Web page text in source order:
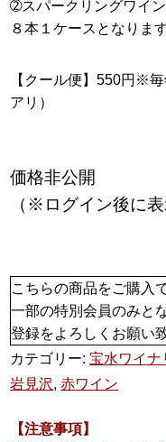
➁スパークリングワイ
８本１ケースとなります
【クール便】550円※
アリ）
価格非公開
（※ログイン後に表
こちらの商品をご購入
一部の特別会員のみと
登録をよろしくお願い
カテゴリー:宝水ワイナ
岩見沢,赤ワイン
【注意事項】